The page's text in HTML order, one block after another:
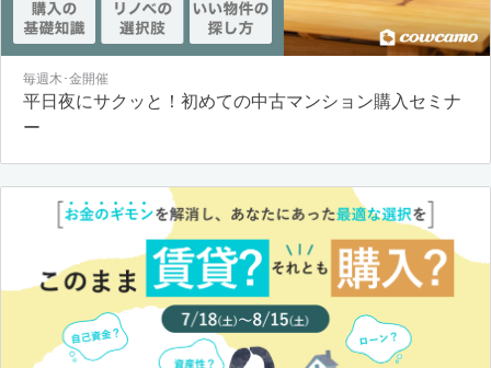
毎週木･金開催
平日夜にサクッと！初めての中古マンション購入セミナ
ー